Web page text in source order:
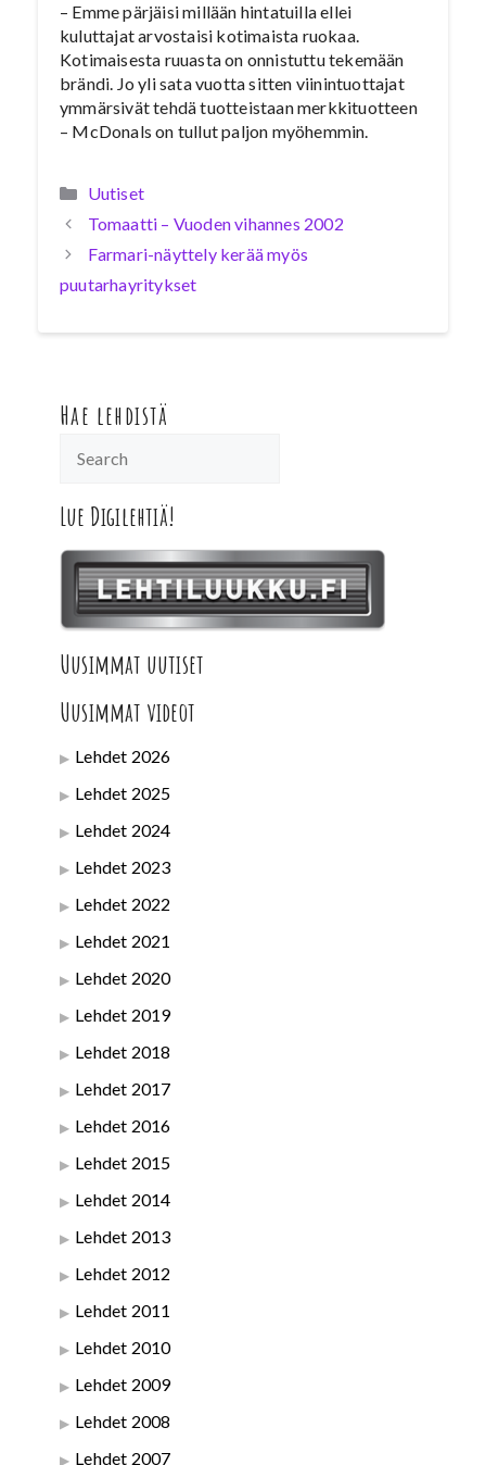
– Emme pärjäisi millään hintatuilla ellei
kuluttajat arvostaisi kotimaista ruokaa.
Kotimaisesta ruuasta on onnistuttu tekemään
brändi. Jo yli sata vuotta sitten viinintuottajat
ymmärsivät tehdä tuotteistaan merkkituotteen
– McDonals on tullut paljon myöhemmin.
Kategoriat
Uutiset
Tomaatti – Vuoden vihannes 2002
Farmari-näyttely kerää myös
puutarhayritykset
Hae lehdistä
Lue Digilehtiä!
Uusimmat uutiset
Uusimmat videot
Lehdet 2026
Lehdet 2025
Lehdet 2024
Lehdet 2023
Lehdet 2022
Lehdet 2021
Lehdet 2020
Lehdet 2019
Lehdet 2018
Lehdet 2017
Lehdet 2016
Lehdet 2015
Lehdet 2014
Lehdet 2013
Lehdet 2012
Lehdet 2011
Lehdet 2010
Lehdet 2009
Lehdet 2008
Lehdet 2007